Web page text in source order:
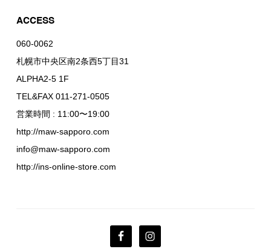
ACCESS
060-0062
札幌市中央区南2条西5丁目31
ALPHA2-5 1F
TEL&FAX 011-271-0505
営業時間 : 11:00〜19:00
http://maw-sapporo.com
info@maw-sapporo.com
http://ins-online-store.com